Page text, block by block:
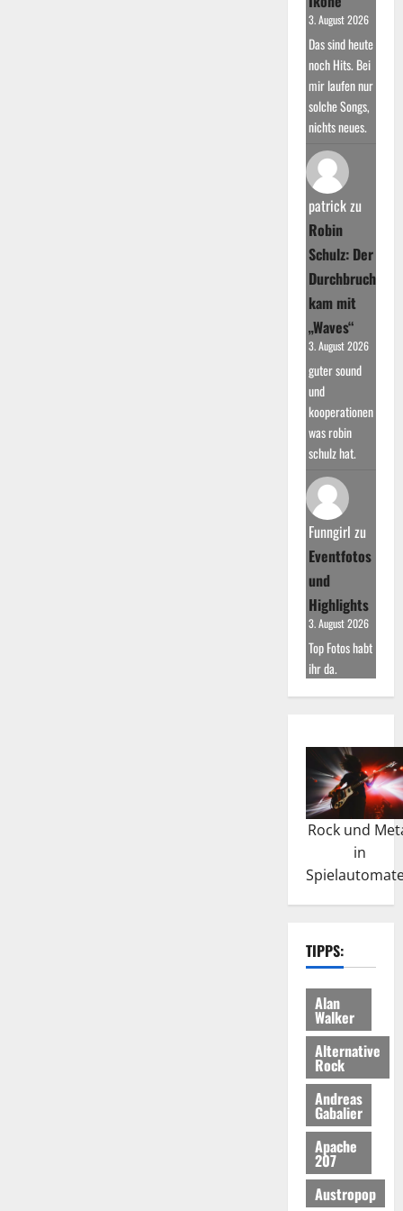
3. August 2026
Das sind heute
noch Hits. Bei
mir laufen nur
solche Songs,
nichts neues.
patrickzu
Robin
Schulz: Der
Durchbruch
kam mit
„Waves“
3. August 2026
guter sound
und
kooperationen
was robin
schulz hat.
Funngirl zu
Eventfotos
und
Highlights
3. August 2026
Top Fotos habt
ihr da.
Rock und
in
TIPPS:
Alan
Walker
Alternative
Rock
Andreas
Gabalier
Apache
207
Austropop